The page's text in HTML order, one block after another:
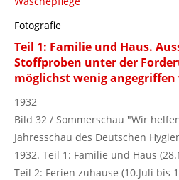
Fotografie
Teil 1: Familie und Haus.
Stoffproben unter der
möglichst wenig angegriffen
1932
Bild 32 / Sommerschau "Wir
Jahresschau des Deutschen
1932. Teil 1: Familie und Haus
Teil 2: Ferien zuhause (10.Juli bis